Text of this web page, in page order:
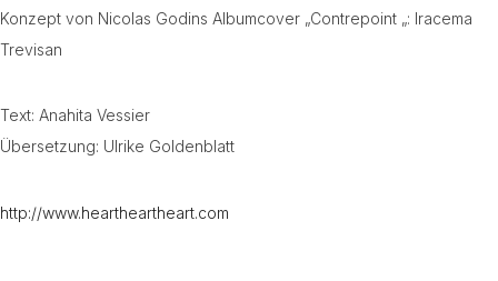
Konzept von Nicolas Godins Albumcover „Contrepoint „: Iracema
Trevisan
Text: Anahita Vessier
Übersetzung: Ulrike Goldenblatt
http://www.heartheartheart.com